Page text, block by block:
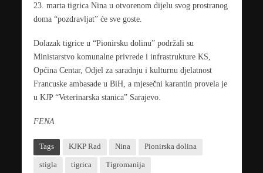
23. marta tigrica Nina u otvorenom dijelu svog prostranog
doma “pozdravljat” će sve goste.
Dolazak tigrice u “Pionirsku dolinu” podržali su
Ministarstvo komunalne privrede i infrastrukture KS,
Općina Centar, Odjel za saradnju i kulturnu djelatnost
Francuske ambasade u BiH, a mjesečni karantin provela je
u KJP “Veterinarska stanica” Sarajevo.
FENA
Tags KJKP Rad Nina Pionirska dolina
stigla tigrica Tigromanija